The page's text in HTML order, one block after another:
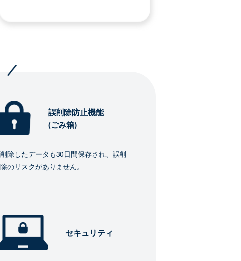
誤削除防止機能
(ごみ箱)
削除したデータも30日間保存され、誤削
除のリスクがありません。
セキュリティ